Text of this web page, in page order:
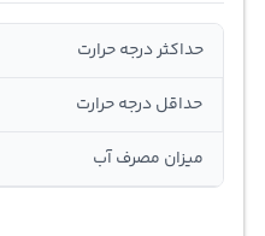
حداکثر درجه حرارت
حداقل درجه حرارت
میزان مصرف آب